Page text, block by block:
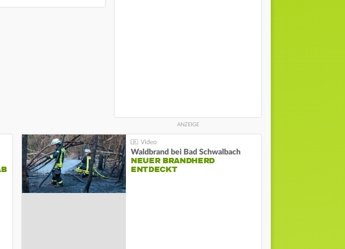
Waldbrand bei Bad Schwalbach
NEUER BRANDHERD
ENTDECKT